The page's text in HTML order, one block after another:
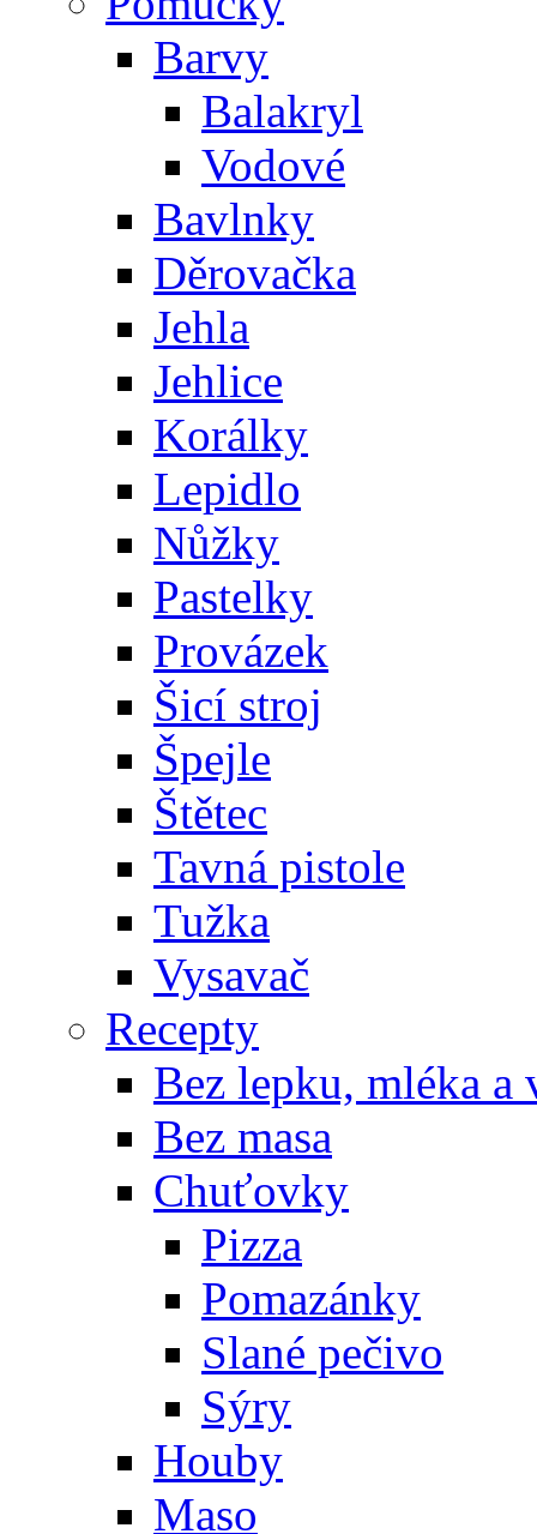
Barvy
Balakryl
Vodové
Bavlnky
Děrovačka
Jehla
Jehlice
Korálky
Lepidlo
Nůžky
Pastelky
Provázek
Šicí stroj
Špejle
Štětec
Tavná pistole
Tužka
Vysavač
Recepty
Bez lepku, mléka a
Bez masa
Chuťovky
Pizza
Pomazánky
Slané pečivo
Sýry
Houby
Maso